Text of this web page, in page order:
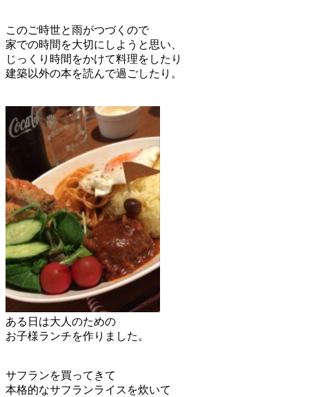
このご時世と雨がつづくので
家での時間を大切にしようと思い、
じっくり時間をかけて料理をしたり
建築以外の本を読んで過ごしたり。
ある日は大人のための
お子様ランチを作りました。
サフランを買ってきて
本格的なサフランライスを炊いて